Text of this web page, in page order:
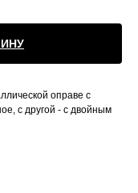
оправе с
с другой - с двойным